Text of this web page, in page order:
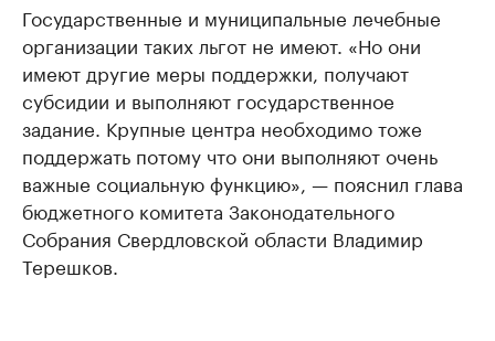
Государственные и муниципальные лечебные
организации таких льгот не имеют. «Но они
имеют другие меры поддержки, получают
субсидии и выполняют государственное
задание. Крупные центра необходимо тоже
поддержать потому что они выполняют очень
важные социальную функцию», — пояснил глава
бюджетного комитета Законодательного
Собрания Свердловской области Владимир
Терешков.